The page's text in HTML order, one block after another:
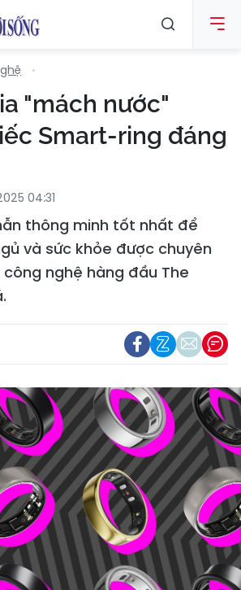
"mách nước"
Smart-ring đáng
04:31
thông minh tốt nhất để
và sức khỏe được chuyên
nghệ hàng đầu The